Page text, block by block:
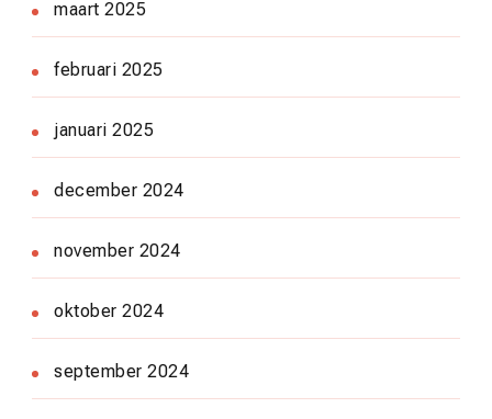
maart 2025
februari 2025
januari 2025
december 2024
november 2024
oktober 2024
september 2024